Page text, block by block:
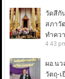
วัดสีกั
สภาวั
ทำคว
4:43
ผอ.น
วัตถุ-